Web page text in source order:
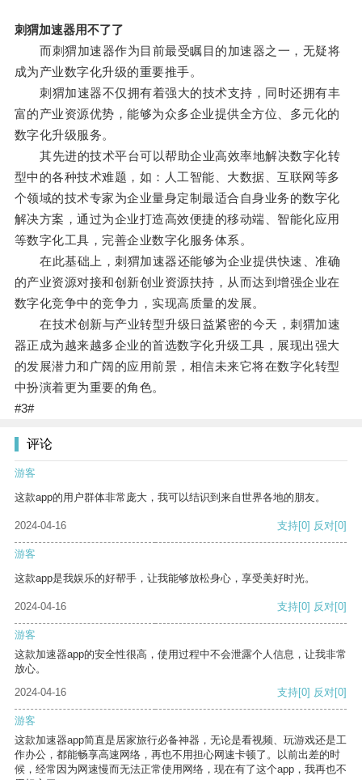
刺猬加速器用不了了
而刺猬加速器作为目前最受瞩目的加速器之一，无疑将
成为产业数字化升级的重要推手。
刺猬加速器不仅拥有着强大的技术支持，同时还拥有丰
富的产业资源优势，能够为众多企业提供全方位、多元化的
数字化升级服务。
其先进的技术平台可以帮助企业高效率地解决数字化转
型中的各种技术难题，如：人工智能、大数据、互联网等多
个领域的技术专家为企业量身定制最适合自身业务的数字化
解决方案，通过为企业打造高效便捷的移动端、智能化应用
等数字化工具，完善企业数字化服务体系。
在此基础上，刺猬加速器还能够为企业提供快速、准确
的产业资源对接和创新创业资源扶持，从而达到增强企业在
数字化竞争中的竞争力，实现高质量的发展。
在技术创新与产业转型升级日益紧密的今天，刺猬加速
器正成为越来越多企业的首选数字化升级工具，展现出强大
的发展潜力和广阔的应用前景，相信未来它将在数字化转型
中扮演着更为重要的角色。
#3#
评论
游客
这款app的用户群体非常庞大，我可以结识到来自世界各地的朋友。
2024-04-16 支持[0] 反对[0]
游客
这款app是我娱乐的好帮手，让我能够放松身心，享受美好时光。
2024-04-16 支持[0] 反对[0]
游客
这款加速器app的安全性很高，使用过程中不会泄露个人信息，让我非常
放心。
2024-04-16
支持[0] 反对[0]
游客
这款加速器app简直是居家旅行必备神器，无论是看视频、玩游戏还是工
作办公，都能畅享高速网络，再也不用担心网速卡顿了。以前出差的时
候，经常因为网速慢而无法正常使用网络，现在有了这个app，我再也不